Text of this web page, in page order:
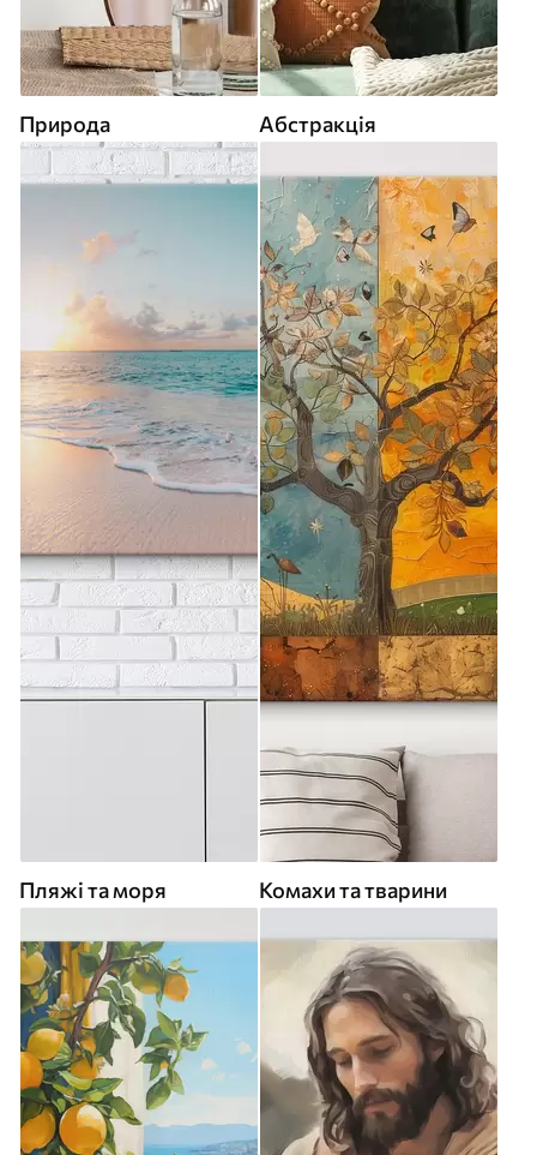
Природа Абстракція
Пляжі та моря Комахи та тварини